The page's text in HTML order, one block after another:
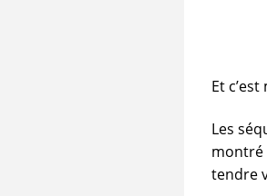
Et
Les
montré
tendre